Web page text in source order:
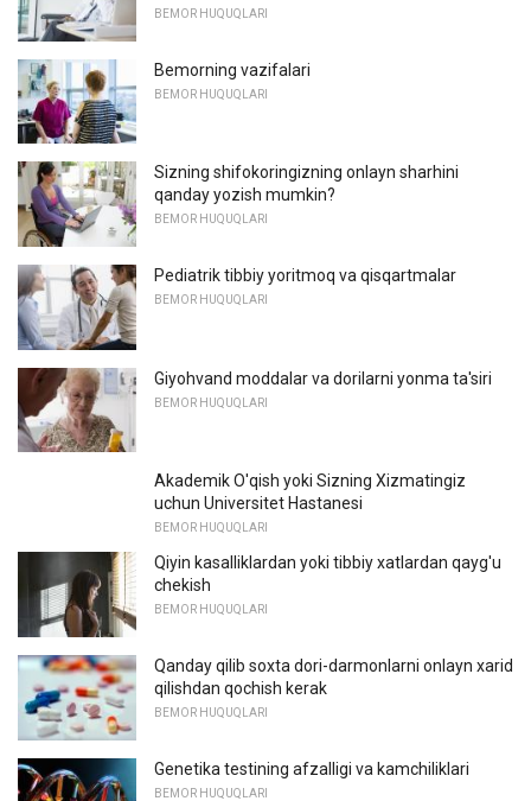
BEMOR HUQUQLARI
Bemorning vazifalari
BEMOR HUQUQLARI
Sizning shifokoringizning onlayn sharhini
qanday yozish mumkin?
BEMOR HUQUQLARI
Pediatrik tibbiy yoritmoq va qisqartmalar
BEMOR HUQUQLARI
Giyohvand moddalar va dorilarni yonma ta'siri
BEMOR HUQUQLARI
Akademik O'qish yoki Sizning Xizmatingiz
uchun Universitet Hastanesi
BEMOR HUQUQLARI
Qiyin kasalliklardan yoki tibbiy xatlardan qayg'u
chekish
BEMOR HUQUQLARI
Qanday qilib soxta dori-darmonlarni onlayn xarid
qilishdan qochish kerak
BEMOR HUQUQLARI
Genetika testining afzalligi va kamchiliklari
BEMOR HUQUQLARI